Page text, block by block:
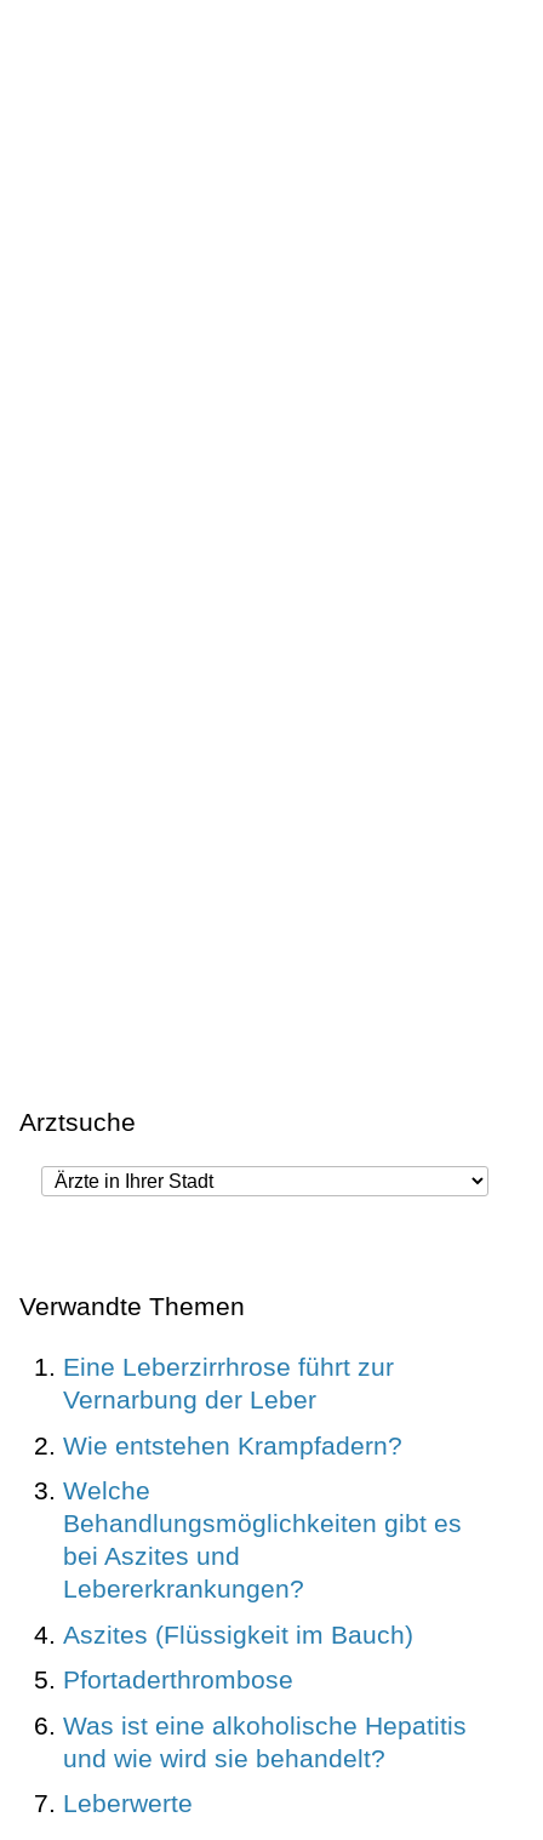
Arztsuche
Verwandte Themen
Eine Leberzirrhrose führt zur
Vernarbung der Leber
Wie entstehen Krampfadern?
Welche
Behandlungsmöglichkeiten gibt es
bei Aszites und
Lebererkrankungen?
Aszites (Flüssigkeit im Bauch)
Pfortaderthrombose
Was ist eine alkoholische Hepatitis
und wie wird sie behandelt?
Leberwerte